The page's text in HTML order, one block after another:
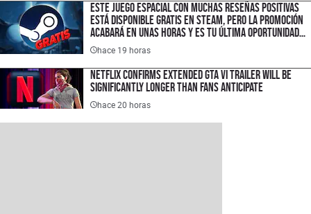
Este juego espacial con muchas reseñas positivas
está disponible gratis en Steam, pero la promoción
acabará en unas horas y es tu última oportunidad
para ahorrar $300 pesos
hace 19 horas
Netflix Confirms Extended GTA VI Trailer Will Be
Significantly Longer Than Fans Anticipate
hace 20 horas